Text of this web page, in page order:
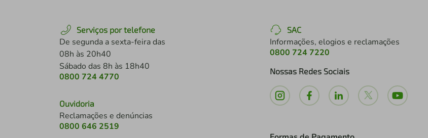
Serviços por telefone
De segunda a sexta-feira das
08h às 20h40
Sábado das 8h às 18h40
0800 724 4770
Ouvidoria
Reclamações e denúncias
0800 646 2519
SAC
Informações, elogios e reclamações
0800 724 7220
Nossas Redes Sociais